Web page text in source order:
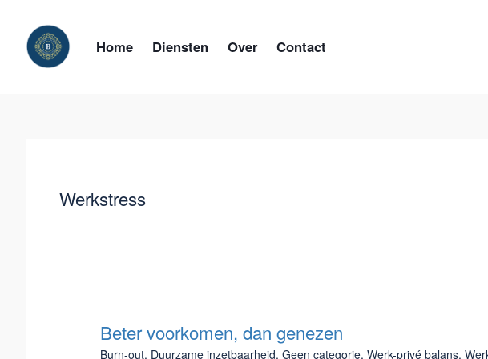
inhoud
Home Diensten Over Contact
Werkstress
Beter voorkomen, dan genezen
Burn-out, Duurzame inzetbaarheid,Geen categorie,Werk-privé balans,
Beter
voorkomen,